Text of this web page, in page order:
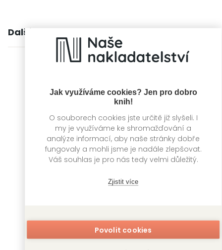
Jak využíváme cookies? Jen pro dobro
knih!
O souborech cookies jste určitě již slyšeli. I
my je využíváme ke shromažďování a
analýze informací, aby naše stránky dobře
fungovaly a mohli jsme je nadále zlepšovat.
Váš souhlas je pro nás tedy velmi důležitý.
Zjistit více
Povolit cookies
Další knihy autora